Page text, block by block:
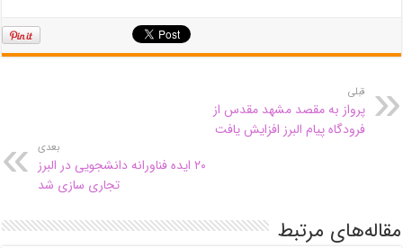
قبلی
پرواز به مقصد مشهد مقدس از
فرودگاه پیام البرز افزایش یافت
بعدی
۲۰ ایده فناورانه دانشجویی در البرز
تجاری سازی شد
مقاله‌های مرتبط